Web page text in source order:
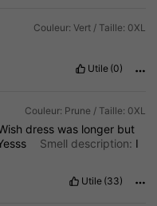
Couleur: Vert / Taille: 0XL
Utile (0)
Couleur: Prune / Taille: 0XL
dress was longer but
Smell description: I
Utile (33)